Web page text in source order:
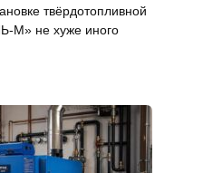
твёрдотопливной
М» не хуже иного